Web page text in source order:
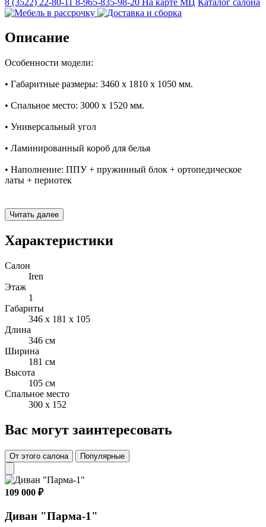
Описание
Особенности модели:
• Габаритные размеры:⁣ 3460 х 1810 х 1050 мм.
• Спальное место: 3000 х 1520 мм.
• Универсальный угол
• ⁣Ламинированный короб для белья
• Наполнение: ППУ + пружинный блок + ортопедическое
латы + периотек
Читать далее
Характеристики
Салон
Iren
Этаж
1
Габариты
346 x 181 x 105
Длина
346 см
Ширина
181 см
Высота
105 см
Спальное место
300 x 152
Вас могут заинтересовать
От этого салона Популярные
109 000 ₽
Диван "Парма-1"